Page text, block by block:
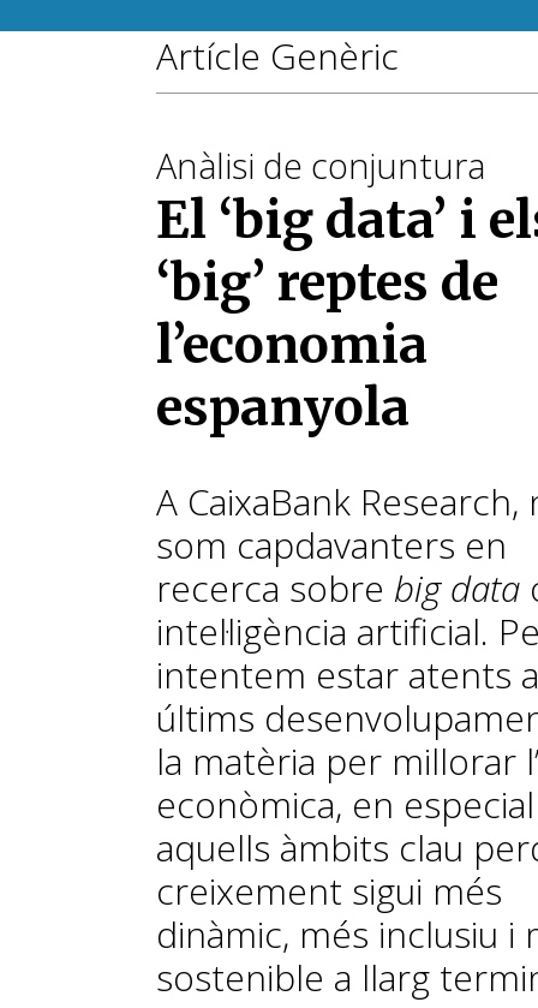
Artícle Genèric
Anàlisi de conjuntura
El ‘big data’ i
‘big’ reptes de
l’economia
espanyola
A CaixaBank Research,
som capdavanters en
recerca sobre big data
intel·ligència artificial.
intentem estar atents
últims
la matèria per millorar
econòmica, en
aquells àmbits clau
creixement sigui més
dinàmic, més inclusiu i
sostenible a llarg